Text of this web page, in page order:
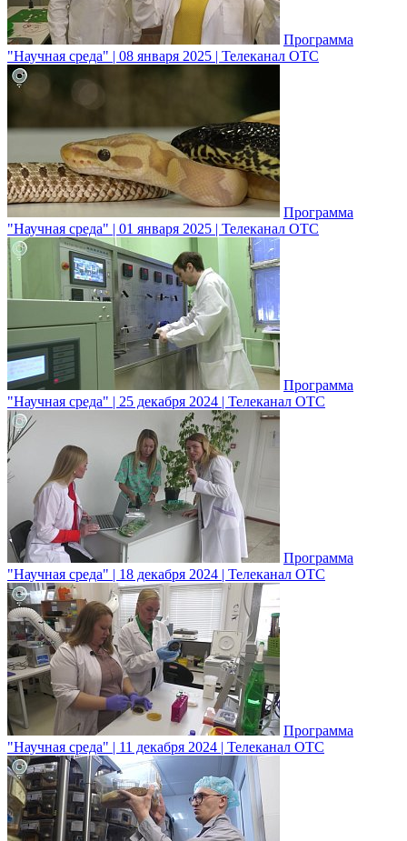
Программа
"Научная среда" | 08 января 2025 | Телеканал ОТС
Программа
"Научная среда" | 01 января 2025 | Телеканал ОТС
Программа
"Научная среда" | 25 декабря 2024 | Телеканал ОТС
Программа
"Научная среда" | 18 декабря 2024 | Телеканал ОТС
Программа
"Научная среда" | 11 декабря 2024 | Телеканал ОТС